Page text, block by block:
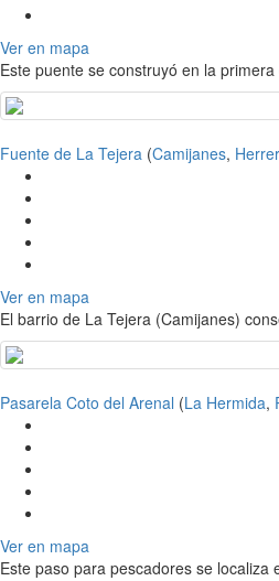
Ver en mapa
Este puente se construyó en la
Fuente de La Tejera (Camijanes,
Ver en mapa
El barrio de La Tejera (Camijanes)
Pasarela Coto del Arenal (La Hermida,
Ver en mapa
Este paso para pescadores se